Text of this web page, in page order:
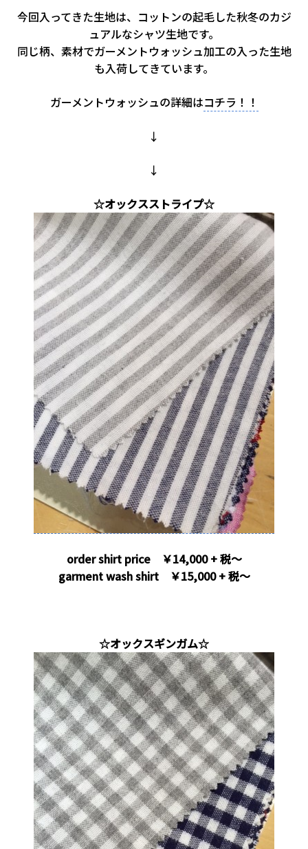
今回入ってきた生地は、コットンの起毛した秋冬のカジ
ュアルなシャツ生地です。
同じ柄、素材でガーメントウォッシュ加工の入った生地
も入荷してきています。
ガーメントウォッシュの詳細はコチラ！！
↓
↓
☆オックスストライプ☆
order shirt price ￥14,000 + 税～
garment wash shirt ￥15,000 + 税～
☆オックスギンガム☆